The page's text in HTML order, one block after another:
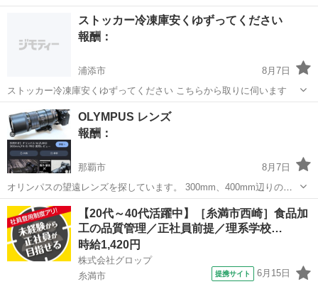
なたか いい物件がありましたら教えてください
貸して 店舗
ストッカー冷凍庫安くゆずってください
報酬：
浦添市
8月7日
ストッカー冷凍庫安くゆずってください こちらから取りに伺います
沖縄 浦添市 買いたい/ください
OLYMPUS レンズ
報酬：
那覇市
8月7日
オリンパスの望遠レンズを探しています。 300mm、400mm辺りのレ
ンズをお安く譲っていただける方、連絡お待ちしております。 よろし
くお願いいたします🙏
沖縄 那覇市 買いたい/ください
【20代～40代活躍中】［糸満市西崎］食品加
工の品質管理／正社員前提／理系学校…
時給1,420円
株式会社グロップ
糸満市
提携サイト 6月15日